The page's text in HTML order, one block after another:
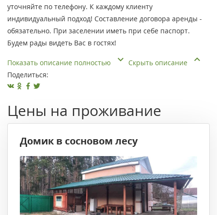
уточняйте по телефону. К каждому клиенту
индивидуальный подход! Составление договора аренды -
обязательно. При заселении иметь при себе паспорт.
Будем рады видеть Вас в гостях!
Показать описание полностью
Скрыть описание
Поделиться:
Цены на проживание
Домик в сосновом лесу